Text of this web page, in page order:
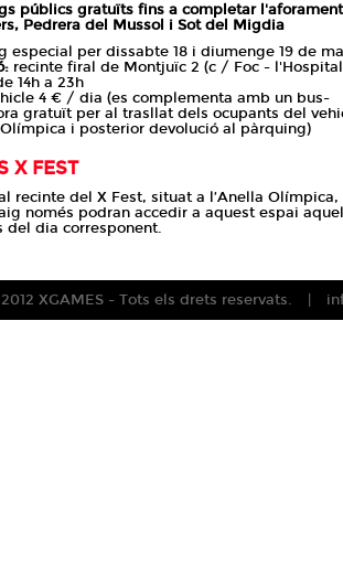
públics gratuïts fins a completar
Pedrera del Mussol i Sot del Migdia
especial per dissabte 18 i diumenge 19 de
recinte firal de Montjuïc 2 (c / Foc -
14h a 23h
4 € / dia (es complementa amb un bus-
gratuït per al trasllat dels ocupants del
i posterior devolució al pàrquing)
X FEST
al recinte del X Fest, situat a l’Anella
només podran accedir a aquest espai
del dia corresponent.
XGAMES - Tots els drets reservats.